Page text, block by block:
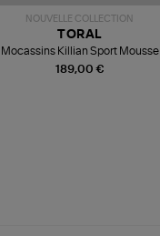
NOUVELLE COLLECTION
189,00 €
TORAL
Mocassins Killian Sport Mousse